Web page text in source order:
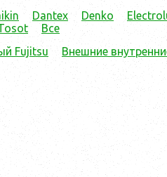
Dantex Denko
Все
Fujitsu Внешние